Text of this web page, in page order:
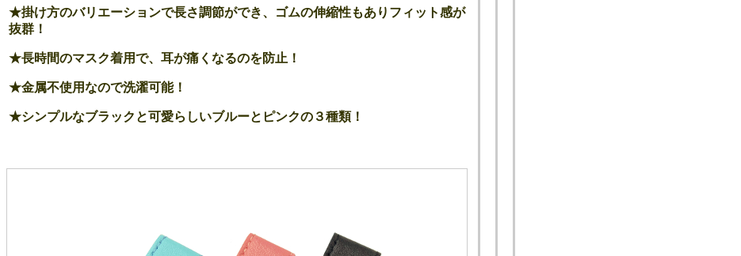
★掛け方のバリエーションで長さ調節ができ、ゴムの伸縮性もありフィット感が
抜群！
★長時間のマスク着用で、耳が痛くなるのを防止！
★金属不使用なので洗濯可能！
★シンプルなブラックと可愛らしいブルーとピンクの３種類！